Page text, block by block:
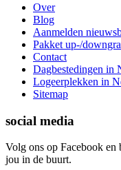
Over
Blog
Aanmelden
Pakket up-/
Contact
Dagbestedingen in
Logeerplekken in
Sitemap
social media
Volg ons op Facebook
jou in de buurt.